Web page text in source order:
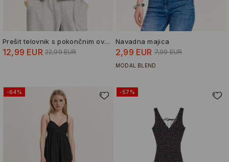
Prešit telovnik s pokončnim ovratnikom
12,99 EUR 22,99 EUR
Navadna majica
2,99 EUR 7,99 EUR
MODAL BLEND
-64% -57%